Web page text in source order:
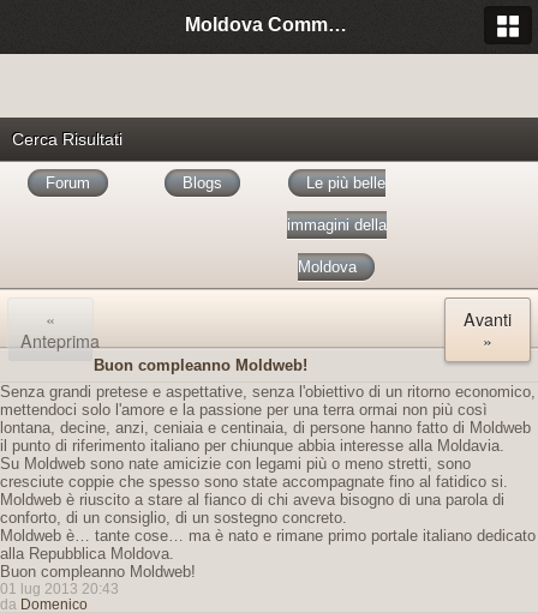
Moldova Community Italia
Cerca Risultati
Forum Blogs Le più belle
immagini della
Moldova
«
Anteprima
Avanti
»
Buon compleanno Moldweb!
Senza grandi pretese e aspettative, senza l'obiettivo di un ritorno economico,
mettendoci solo l'amore e la passione per una terra ormai non più così
lontana, decine, anzi, ceniaia e centinaia, di persone hanno fatto di Moldweb
il punto di riferimento italiano per chiunque abbia interesse alla Moldavia.
Su Moldweb sono nate amicizie con legami più o meno stretti, sono
cresciute coppie che spesso sono state accompagnate fino al fatidico si.
Moldweb è riuscito a stare al fianco di chi aveva bisogno di una parola di
conforto, di un consiglio, di un sostegno concreto.
Moldweb è… tante cose… ma è nato e rimane primo portale italiano dedicato
alla Repubblica Moldova.
Buon compleanno Moldweb!
01 lug 2013 20:43
da Domenico